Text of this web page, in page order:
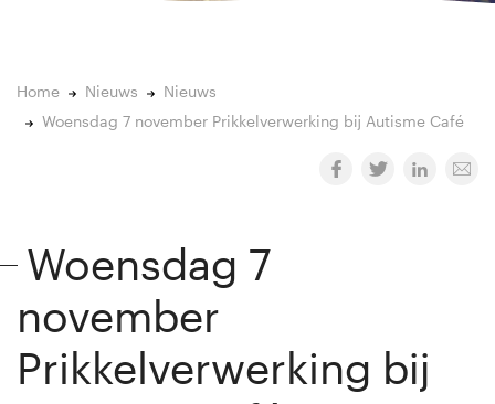
Home Nieuws
Nieuws
Woensdag 7 november Prikkelverwerking bij Autisme Café
Woensdag 7
november
Prikkelverwerking bij